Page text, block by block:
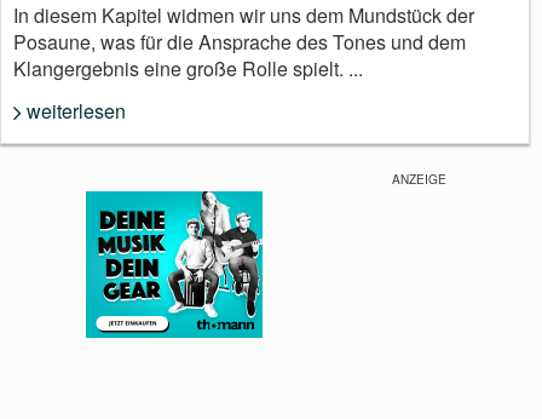
In diesem Kapitel widmen wir uns dem Mundstück der
Posaune, was für die Ansprache des Tones und dem
Klangergebnis eine große Rolle spielt. ...
weiterlesen